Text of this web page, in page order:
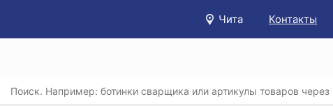
Чита Контакты